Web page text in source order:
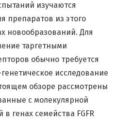
изучаются
препаратов из этого
новообразований. Для
таргетными
обычно требуется
исследование
обзоре рассмотрены
с молекулярной
генах семейства FGFR